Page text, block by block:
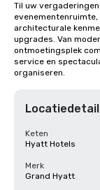
Til uw
architecturale
upgrades. Van
ontmoetingsplek
service en
organiseren.
Keten
Hyatt Hotels
Merk
Grand Hyatt